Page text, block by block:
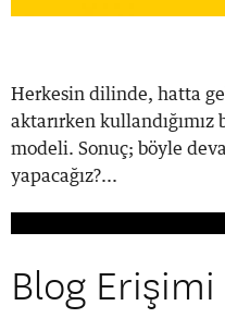
Herkesin dilinde, hatta
aktarırken
modeli. Sonuç; böyle
yapacağız?...
Blog Erişimi